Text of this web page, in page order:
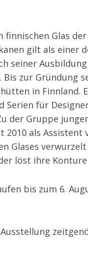
finnischen Glas
gilt als einer
seiner
Bis zur Gründung
in Finnland.
Serien für
der Gruppe
2010 als
Glases
löst ihre
bis zum 6.